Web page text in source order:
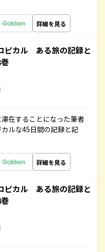
詳細を見る
ピカル ある旅の記録と
在することになった筆者
ルな45日間の記録と記
詳細を見る
ピカル ある旅の記録と